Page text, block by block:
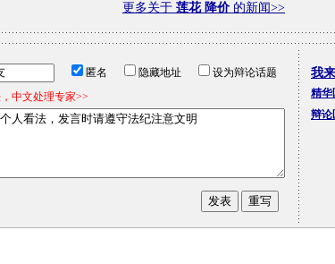
更多关于 莲花 降价 的新闻>>
匿名 隐藏地址
设为辩论话题
中文处理专家>>
我
精华
辩论